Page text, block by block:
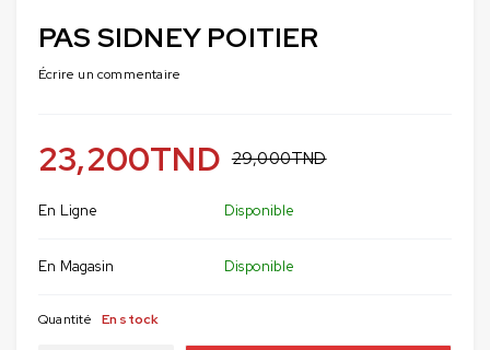
PAS SIDNEY POITIER
Écrire un commentaire
29,000TND
23,200TND
En Ligne Disponible
En Magasin Disponible
Quantité En stock